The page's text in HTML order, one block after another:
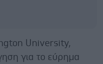
University,
για το εύρημα